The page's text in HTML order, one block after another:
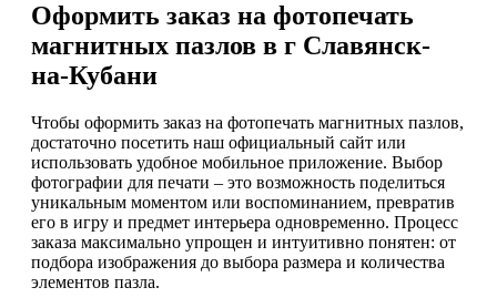
Оформить заказ на фотопечать
магнитных пазлов в г Славянск-
на-Кубани
Чтобы оформить заказ на фотопечать магнитных пазлов,
достаточно посетить наш официальный сайт или
использовать удобное мобильное приложение. Выбор
фотографии для печати – это возможность поделиться
уникальным моментом или воспоминанием, превратив
его в игру и предмет интерьера одновременно. Процесс
заказа максимально упрощен и интуитивно понятен: от
подбора изображения до выбора размера и количества
элементов пазла.